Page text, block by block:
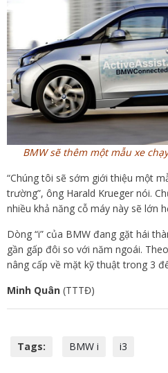
BMW sẽ thêm một mẫu xe
“Chúng tôi sẽ sớm giới thiệu một
trường”, ông Harald Krueger nói.
nhiều khả năng cỗ máy này sẽ lớn
Dòng “i” của BMW đang gặt hái
gần gấp đôi so với năm ngoái.
nâng cấp về mặt kỹ thuật trong 3
Minh Quân (TTTĐ)
Tags: BMW i i3